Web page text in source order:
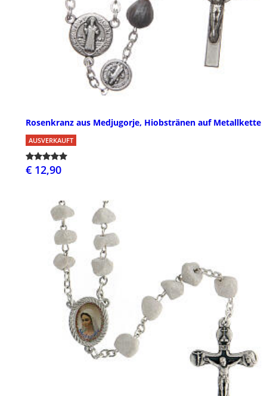
Rosenkranz aus Medjugorje, Hiobstränen auf Metallkette
AUSVERKAUFT
€ 12,90